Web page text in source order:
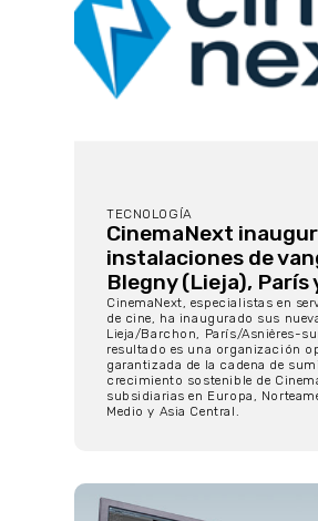
TECNOLOGÍA
CinemaNext
instalaciones de
Blegny (Lieja), París
CinemaNext, especialistas en
de cine, ha inaugurado sus
Lieja/Barchon, París/Asnières-
resultado es una organización
garantizada de la cadena de
crecimiento sostenible de
subsidiarias en Europa,
Medio y Asia Central.